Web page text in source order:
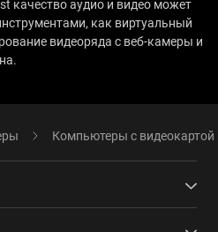
качество аудио и видео может
как виртуальный
видеоряда с веб-камеры и
Компьютеры с видеокартой